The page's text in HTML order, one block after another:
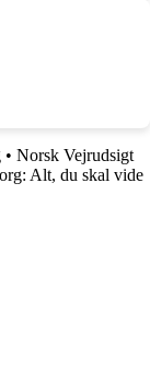
• Norsk Vejrudsigt
Alt, du skal vide